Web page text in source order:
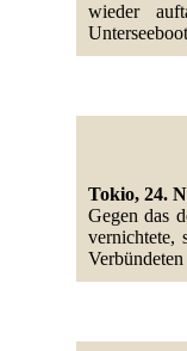
wieder
Tokio, 24.
Gegen das
vernichtete,